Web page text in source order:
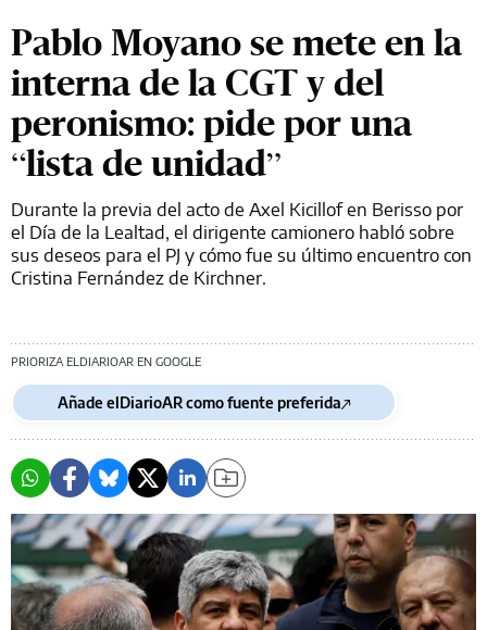
Pablo Moyano se mete en la
interna de la CGT y del
peronismo: pide por una
“lista de unidad”
Durante la previa del acto de Axel Kicillof en Berisso por
el Día de la Lealtad, el dirigente camionero habló sobre
sus deseos para el PJ y cómo fue su último encuentro con
Cristina Fernández de Kirchner.
PRIORIZA ELDIARIOAR EN GOOGLE
Añade elDiarioAR como fuente preferida